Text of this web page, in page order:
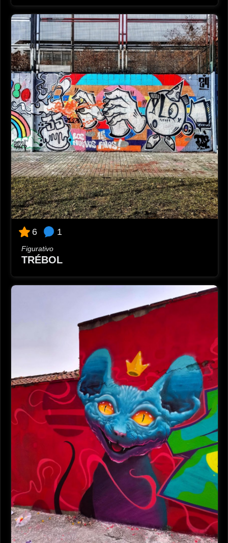
6 1
Figurativo
TRÉBOL